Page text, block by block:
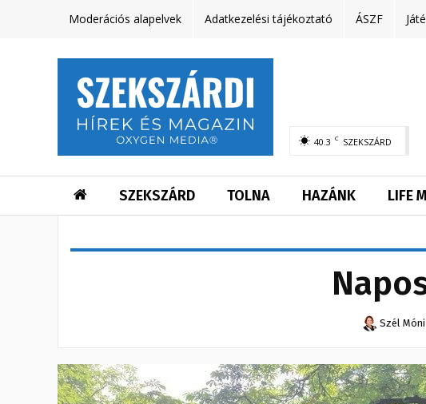
Moderációs alapelvek Adatkezelési tájékoztató ÁSZF
40.3 C SZEKSZÁRD
SZEKSZÁRD TOLNA HAZÁNK LIFE
Szél Móni